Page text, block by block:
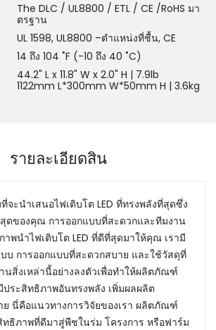
The DLC / UL8800 / ETL / CE /RoHS มา
ตรฐาน
UL 1598, UL8800 –ตำแหน่งที่ชื้น, CE
14 ถึง 104 ˚F (-10 ถึง 40 ˚C)
44.2" L x 11.8" W x 2.0" H | 7.9lb
1122mm L*300mm W*50mm H | 3.6kg
รายละเอียดสิน
จะนำเสนอไฟเติบโต LED ที่ทรงพลังที่สุดซึ่ง
สุดของคุณ การออกแบบที่สะดวกและทีมงาน
พนำไฟเติบโต LED ที่ดีที่สุดมาให้คุณ เรามี
บ การออกแบบที่สะดวกสบาย และใช้วัสดุที่
นสิ่งเหล่านี้อย่างลงตัวเพื่อทำให้ผลิตภัณฑ์
ระสิทธิภาพอันทรงพลัง เพิ่มผลผลิต
นี่คือแนวทางการวิจัยของเรา ผลิตภัณฑ์
ทธิภาพที่ดีมาสู่พืชในร่ม โครงการ หรือฟาร์ม